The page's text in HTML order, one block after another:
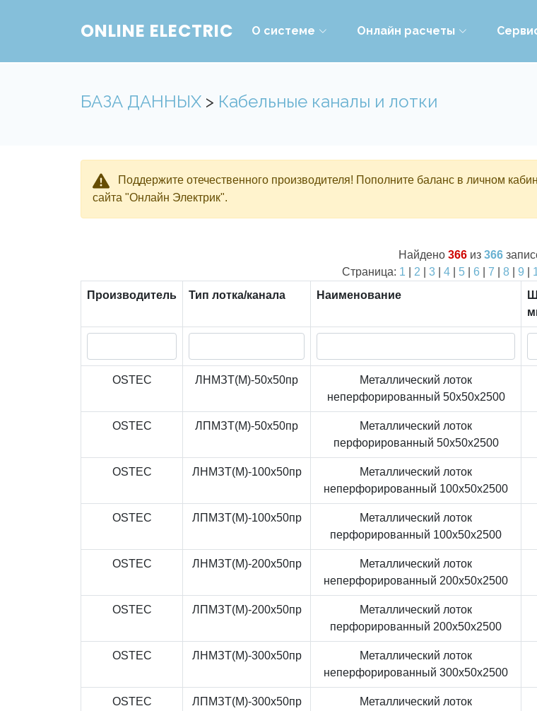
ONLINE ELECTRIC О системе Онлайн расчеты
БАЗА ДАННЫХ > Кабельные каналы и лотки
Поддержите отечественного производителя! Пополните баланс в личном
сайта "Онлайн Электрик".
Найдено 366 из 366
Страница: 1 2 3| 4| 5| 6 7 8| 9
Производитель
Тип лотка/канала Наименование
OSTEC ЛНМЗТ(М)-50x50пр
Металлический лоток
неперфорированный 50x50x2500
OSTEC ЛПМЗТ(М)-50x50пр
Металлический лоток
перфорированный 50x50x2500
OSTEC ЛНМЗТ(М)-100x50пр
Металлический лоток
неперфорированный 100x50x2500
OSTEC ЛПМЗТ(М)-100x50пр
Металлический лоток
перфорированный 100x50x2500
OSTEC ЛНМЗТ(М)-200x50пр
Металлический лоток
неперфорированный 200x50x2500
OSTEC ЛПМЗТ(М)-200x50пр
Металлический лоток
перфорированный 200x50x2500
OSTEC ЛНМЗТ(М)-300x50пр
Металлический лоток
неперфорированный 300x50x2500
OSTEC ЛПМЗТ(М)-300x50пр
Металлический лоток